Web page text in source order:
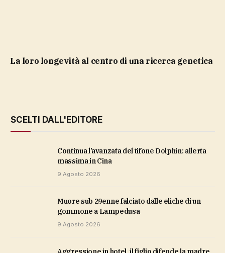
la loro longevità al centro di una ricerca genetica
SCELTI DALL'EDITORE
Continua l’avanzata del tifone Dolphin: allerta
massima in Cina
9 Agosto 2026
Muore sub 29enne falciato dalle eliche di un
gommone a Lampedusa
9 Agosto 2026